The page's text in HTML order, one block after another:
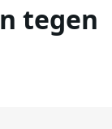
tegen